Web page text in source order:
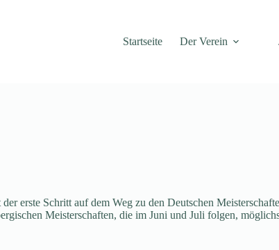
Startseite Der Verein
erste Schritt auf dem Weg zu den Deutschen
Meisterschaften, die im Juni und Juli folgen,